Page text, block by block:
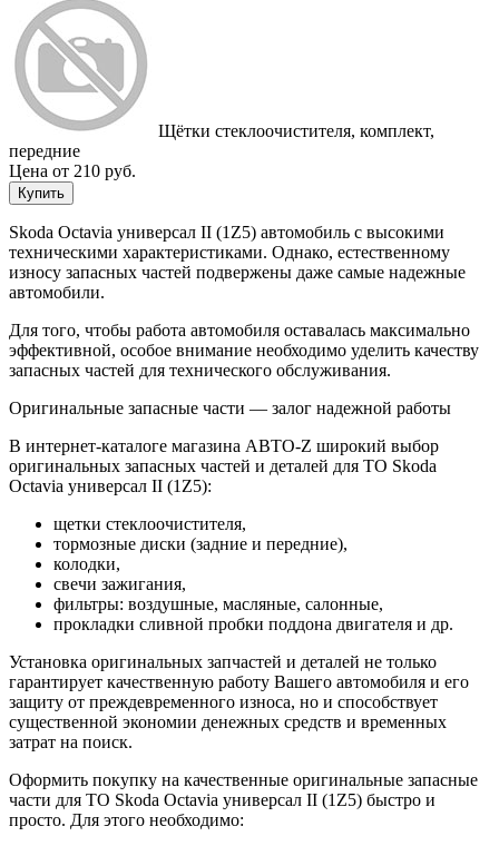
Щётки стеклоочистителя, комплект,
передние
Цена от 210 руб.
Купить
Skoda Octavia универсал II (1Z5) автомобиль с высокими
техническими характеристиками. Однако, естественному
износу запасных частей подвержены даже самые надежные
автомобили.
Для того, чтобы работа автомобиля оставалась максимально
эффективной, особое внимание необходимо уделить качеству
запасных частей для технического обслуживания.
Оригинальные запасные части — залог надежной работы
В интернет-каталоге магазина АВТО-Z широкий выбор
оригинальных запасных частей и деталей для ТО Skoda
Octavia универсал II (1Z5):
щетки стеклоочистителя,
тормозные диски (задние и передние),
колодки,
свечи зажигания,
фильтры: воздушные, масляные, салонные,
прокладки сливной пробки поддона двигателя и др.
Установка оригинальных запчастей и деталей не только
гарантирует качественную работу Вашего автомобиля и его
защиту от преждевременного износа, но и способствует
существенной экономии денежных средств и временных
затрат на поиск.
Оформить покупку на качественные оригинальные запасные
части для ТО Skoda Octavia универсал II (1Z5) быстро и
просто. Для этого необходимо: